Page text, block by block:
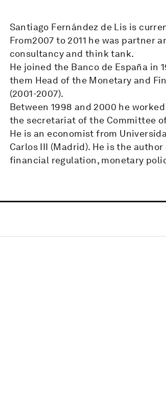
Santiago Fernández de Lis is
From2007 to 2011 he was
consultancy and think tank.
He joined the Banco de España in
them Head of the Monetary and
(2001-2007).
Between 1998 and 2000 he
the secretariat of the Committee
He is an economist from
Carlos III (Madrid). He is the
financial regulation, monetary